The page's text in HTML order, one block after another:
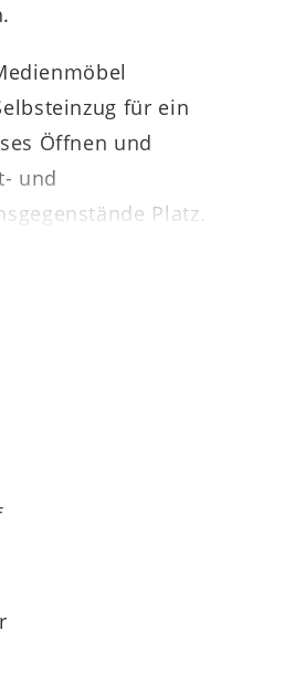
für ein
Öffnen und
und
Platz.
5 Jahre